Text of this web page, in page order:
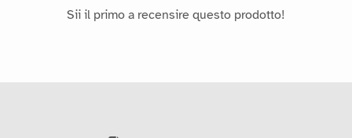
Sii il primo a recensire questo prodotto!